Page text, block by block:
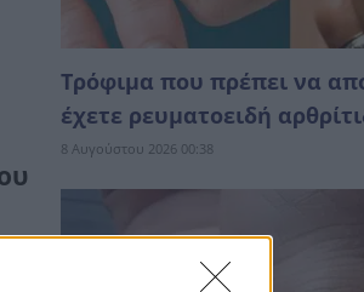
Τρόφιμα που πρέπει να
έχετε ρευματοειδή
8 Αυγούστου 2026 00:38